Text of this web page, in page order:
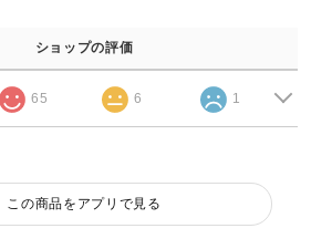
ショップの評価
65 6 1
この商品をアプリで見る